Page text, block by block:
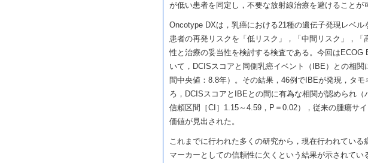
が低い患者を同定し，不要な放射線治療を避けることが
Oncotype DXは，乳癌における21種の遺伝子発現レベ
患者の再発リスクを「低リスク」，「中間リスク」，
性と治療の妥当性を検討する検査である。今回はECOG
いて，DCISスコアと同側乳癌イベント（IBE）との相
間中央値：8.8年）。その結果，46例でIBEが発現，タ
ろ，DCISスコアとIBEとの間に有為な相関が認められ（
信頼区間［CI］1.15～4.59，P＝0.02），従来の腫瘍サ
価値が見出された。
これまでに行われた多くの研究から，現在行われている
マーカーとしての信頼性に欠くという結果が示されてい